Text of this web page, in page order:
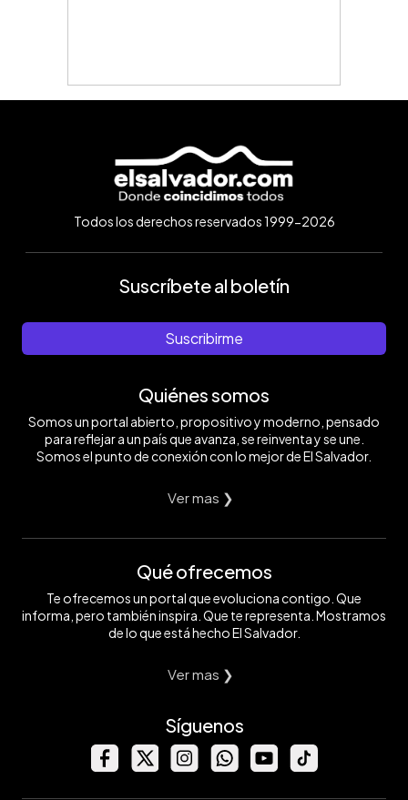
Todos los derechos reservados 1999-2026
Suscríbete al boletín
Suscribirme
Quiénes somos
Somos un portal abierto, propositivo y moderno, pensado
para reflejar a un país que avanza, se reinventa y se une.
Somos el punto de conexión con lo mejor de El Salvador.
Ver mas ❯
Qué ofrecemos
Te ofrecemos un portal que evoluciona contigo. Que
informa, pero también inspira. Que te representa. Mostramos
de lo que está hecho El Salvador.
Ver mas ❯
Síguenos